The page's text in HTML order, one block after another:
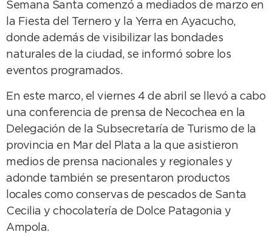
Semana Santa comenzó a mediados de marzo en
la Fiesta del Ternero y la Yerra en Ayacucho,
donde además de visibilizar las bondades
naturales de la ciudad, se informó sobre los
eventos programados.
En este marco, el viernes 4 de abril se llevó a cabo
una conferencia de prensa de Necochea en la
Delegación de la Subsecretaría de Turismo de la
provincia en Mar del Plata a la que asistieron
medios de prensa nacionales y regionales y
adonde también se presentaron productos
locales como conservas de pescados de Santa
Cecilia y chocolatería de Dolce Patagonia y
Ampola.